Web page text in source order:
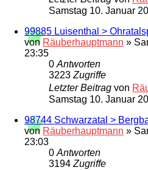
Samstag 10. Januar
99885 Luisenthal >
von Räuberhauptmann »
23:35
0 Antworten
3223 Zugriffe
Letzter Beitrag von
Samstag 10. Januar
98744 Schwarzatal >
von Räuberhauptmann »
23:03
0 Antworten
3194 Zugriffe